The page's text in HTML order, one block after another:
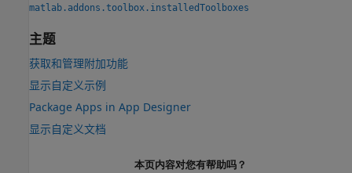
matlab.addons.toolbox.installedToolboxes
主题
获取和管理附加功能
显示自定义示例
Package Apps in App Designer
显示自定义文档
本页内容对您有帮助吗？